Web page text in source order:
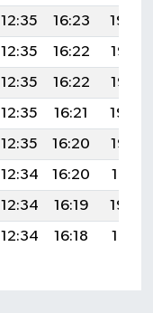
12:35 16:23
19:29
12:35 16:22
19:27
12:35 16:22
19:26
12:35 16:21
19:24
12:35 16:20
19:23
12:34 16:20
19:21
12:34 16:19
19:20
12:34 16:18 19:18